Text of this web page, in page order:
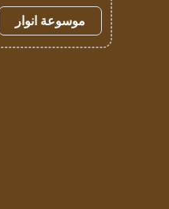
موسوعة انوار